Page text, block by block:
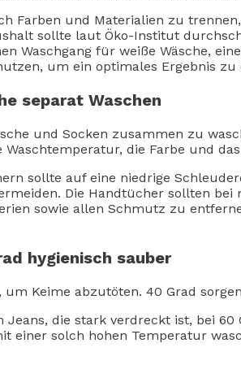
Farben und Materialien zu
sollte laut Öko-Institut
Waschgang für weiße Wäsche,
um ein optimales Ergebnis zu
separat Waschen
und Socken zusammen zu
die Farbe und
sollte auf eine niedrige
Die Handtücher sollten bei
sowie allen Schmutz zu
hygienisch sauber
um Keime abzutöten. 40 Grad
Jeans, die stark verdreckt ist, bei
einer solch hohen Temperatur